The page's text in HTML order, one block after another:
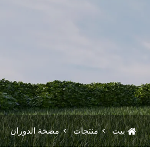
بيت منتجات مضخة الدوران